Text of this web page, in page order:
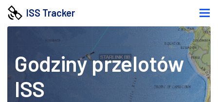
ISS Tracker
Godziny przelotów
ISS